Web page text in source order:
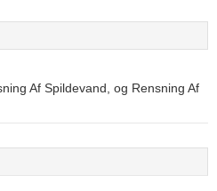
Af Spildevand, og Rensning Af